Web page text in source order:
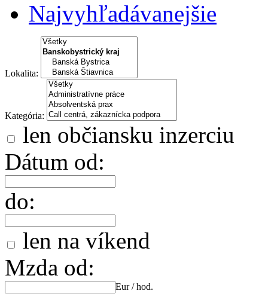
Najvyhľadávanejšie
Lokalita:
Kategória:
len občiansku inzerciu
Dátum od:
do:
len na víkend
Mzda od:
Eur / hod.